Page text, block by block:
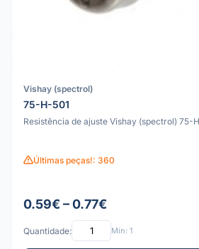
Vishay (spectrol)
75-H-501
Resistência de ajuste Vishay (spectrol) 75-
Últimas peças!: 360
0.59€ – 0.77€
Quantidade: Mín: 1